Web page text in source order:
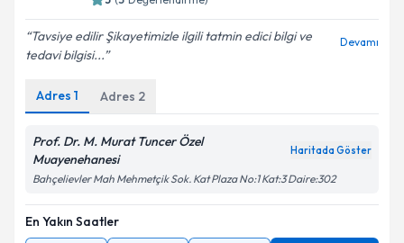
Tavsiye edilir Şikayetimizle ilgili tatmin edici bilgi ve
tedavi bilgisi...
Devamı
Adres 1 Adres 2
Prof. Dr. M. Murat Tuncer Özel
Muayenehanesi
Haritada Göster
Bahçelievler Mah Mehmetçik Sok. Kat Plaza No:1 Kat:3 Daire:302
En Yakın Saatler